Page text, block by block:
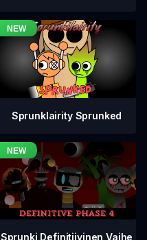
Sprunklairity Sprunked
Sprunki Definitiivinen Vaihe